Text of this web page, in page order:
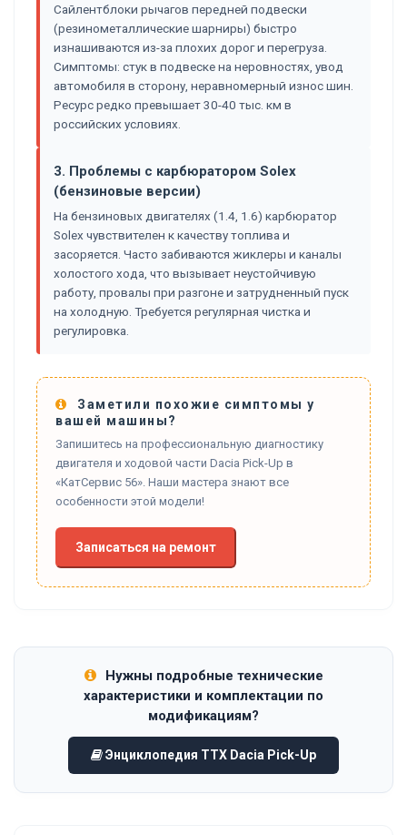
Сайлентблоки рычагов передней подвески
(резинометаллические шарниры) быстро
изнашиваются из-за плохих дорог и перегруза.
Симптомы: стук в подвеске на неровностях, увод
автомобиля в сторону, неравномерный износ шин.
Ресурс редко превышает 30-40 тыс. км в
российских условиях.
3. Проблемы с карбюратором Solex
(бензиновые версии)
На бензиновых двигателях (1.4, 1.6) карбюратор
Solex чувствителен к качеству топлива и
засоряется. Часто забиваются жиклеры и каналы
холостого хода, что вызывает неустойчивую
работу, провалы при разгоне и затрудненный пуск
на холодную. Требуется регулярная чистка и
регулировка.
Заметили похожие симптомы у
вашей машины?
Запишитесь на профессиональную диагностику
двигателя и ходовой части Dacia Pick-Up в
«КатСервис 56». Наши мастера знают все
особенности этой модели!
Записаться на ремонт
Нужны подробные технические
характеристики и комплектации по
модификациям?
Энциклопедия ТТХ Dacia Pick-Up